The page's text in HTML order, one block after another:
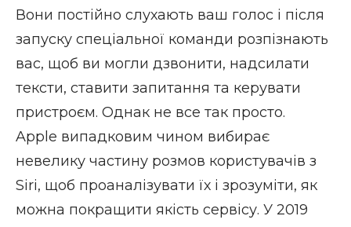
Вони постійно слухають ваш голос і після
запуску спеціальної команди розпізнають
вас, щоб ви могли дзвонити, надсилати
тексти, ставити запитання та керувати
пристроєм. Однак не все так просто.
Apple випадковим чином вибирає
невелику частину розмов користувачів з
Siri, щоб проаналізувати їх і зрозуміти, як
можна покращити якість сервісу. У 2019